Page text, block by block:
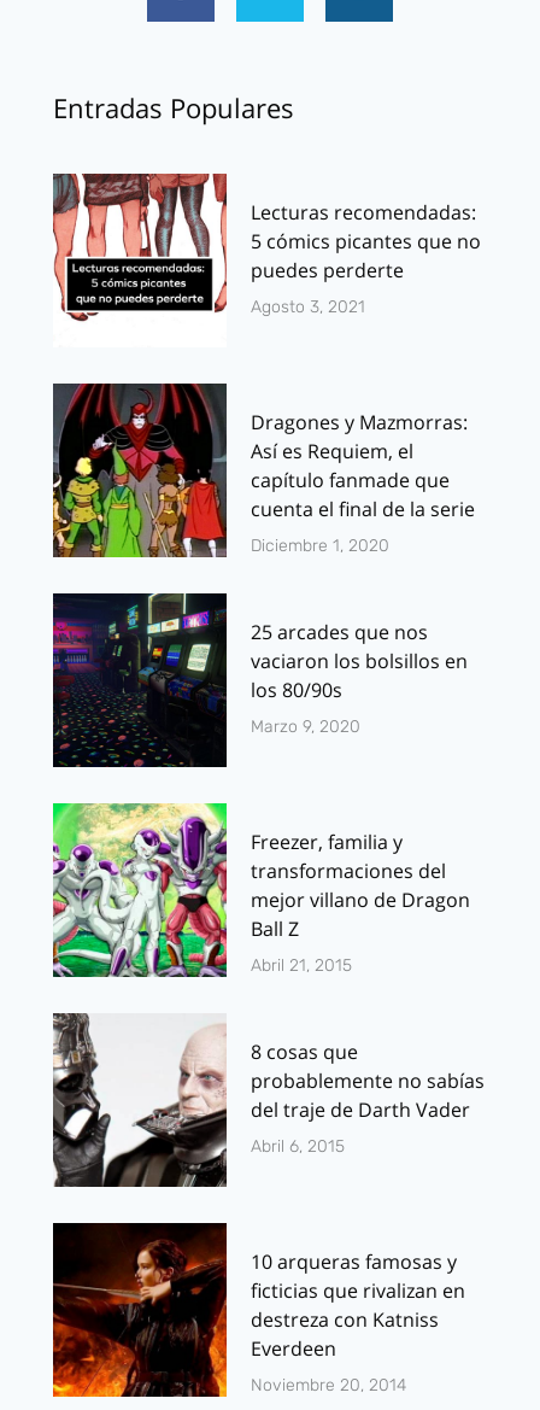
Entradas Populares
Lecturas recomendadas:
5 cómics picantes que no
puedes perderte
Agosto 3, 2021
Dragones y Mazmorras:
Así es Requiem, el
capítulo fanmade que
cuenta el final de la serie
Diciembre 1, 2020
25 arcades que nos
vaciaron los bolsillos en
los 80/90s
Marzo 9, 2020
Freezer, familia y
transformaciones del
mejor villano de Dragon
Ball Z
Abril 21, 2015
8 cosas que
probablemente no sabías
del traje de Darth Vader
Abril 6, 2015
10 arqueras famosas y
ficticias que rivalizan en
destreza con Katniss
Everdeen
Noviembre 20, 2014